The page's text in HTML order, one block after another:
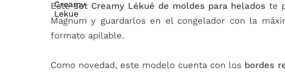
Esteset Creamy Lékué de moldes para helados te
Magnum y guardarlos en el congelador con la
formato apilable.
Como novedad, este modelo cuenta con los bordes